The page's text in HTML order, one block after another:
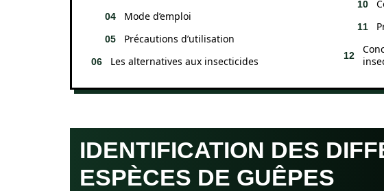
Mode d’emploi
Précautions d’utilisation
Les alternatives aux insecticides
IDENTIFICATION DES
ESPÈCES DE GUÊPES